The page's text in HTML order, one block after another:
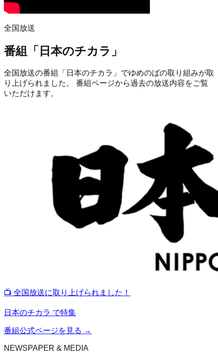
全国放送
番組「日本のチカラ」
全国放送の番組「日本のチカラ」でゆめのばの取り組みが取
り上げられました。 番組ページから過去の放送内容をご覧
いただけます。
📺 全国放送に取り上げられました！
日本のチカラ で特集
番組公式ページを見る →
NEWSPAPER & MEDIA